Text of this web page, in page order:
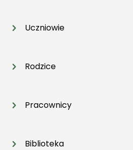
Uczniowie
Rodzice
Pracownicy
Biblioteka